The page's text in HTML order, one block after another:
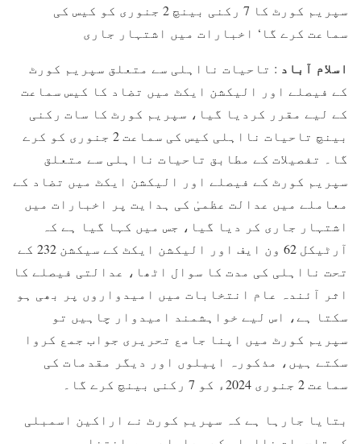
سپریم کورٹ کا 7 رکنی بینچ 2 جنوری کو کیس کی
سماعت کرے گا‘ اخبارات میں اشتہار جاری
اسلام آباد : تاحیات نااہلی سے متعلق سپریم کورٹ
کے فیصلے اور الیکشن ایکٹ میں تضاد کا کیس سماعت
کے لیے مقرر کردیا گیا، سپریم کورٹ کا سات رکنی
بینچ تاحیات نااہلی کیس کی سماعت 2 جنوری کو کرے
گا۔ تفصیلات کے مطابق تاحیات نااہلی سے متعلق
سپریم کورٹ کے فیصلے اور الیکشن ایکٹ میں تضاد کے
معاملے میں عدالت عظمیٰ کی ہدایت پر اخبارات میں
اشتہار جاری کر دیا گیا، جس میں کہا گیا ہے کہ
آرٹیکل 62 ون ایف اور الیکشن ایکٹ کے سیکشن 232 کے
تحت نااہلی کی مدت کا سوال اٹھا، عدالتی فیصلے کا
اثر آئندہ عام انتخابات میں امیدواروں پر بھی ہو
سکتا ہے، اس لیے خواہشمند امیدوار چاہیں تو
سپریم کورٹ میں اپنا جامع تحریری جواب جمع کروا
سکتے ہیں، مذکورہ اپیلوں اور دیگر مقدمات کی
سماعت 2 جنوری 2024ء کو 7 رکنی بینچ کرے گا۔
بتایا جارہا ہے کہ سپریم کورٹ نے اراکین اسمبلی